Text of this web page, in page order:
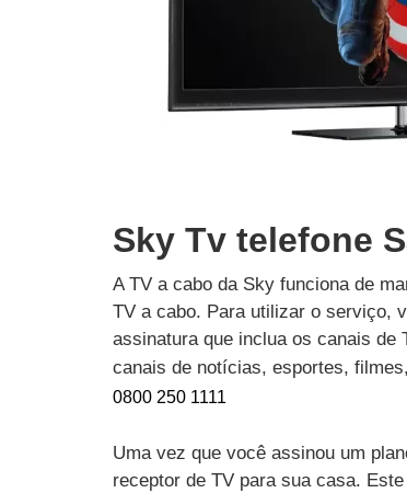
Sky Tv telefone
A TV a cabo da Sky funciona de
TV a cabo. Para utilizar o serviço,
assinatura que inclua os canais de
canais de notícias, esportes,
0800 250 1111
Uma vez que você assinou um
receptor de TV para sua casa.